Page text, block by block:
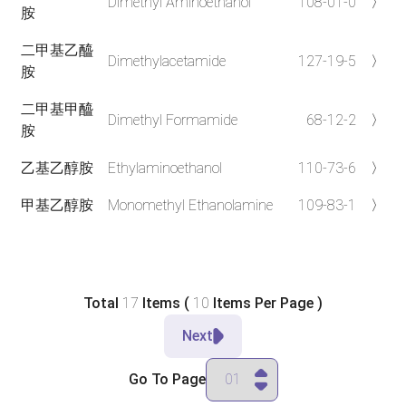
胺
二甲基乙醯
胺
Dimethylacetamide 127-19-5 〉
二甲基甲醯
胺
Dimethyl Formamide 68-12-2 〉
乙基乙醇胺 Ethylaminoethanol 110-73-6 〉
甲基乙醇胺 Monomethyl Ethanolamine 109-83-1 〉
Total 17 Items ( 10 Items Per Page )
Next
Go To Page